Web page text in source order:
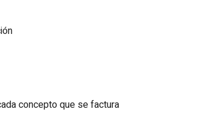
concepto que se factura